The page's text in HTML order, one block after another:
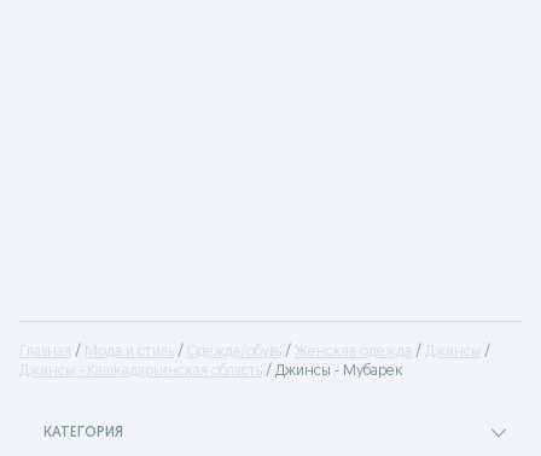
Главная Мода и стиль Одежда/обувь Женская одежда
Джинсы
Джинсы - Кашкадарьинская область
Джинсы - Мубарек
КАТЕГОРИЯ